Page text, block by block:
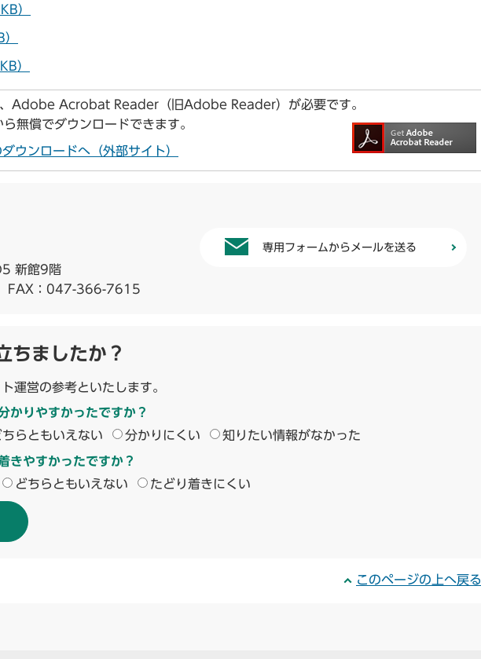
）
）
、Adobe Acrobat Reader（旧Adobe Reader）が必要です。
無償でダウンロードできます。
ンロードへ（外部サイト）
5 新館9階
FAX：047-366-7615
専用フォームからメールを送る
ちましたか？
運営の参考といたします。
かりやすかったですか？
ちらともいえない 分かりにくい 知りたい情報がなかった
きやすかったですか？
どちらともいえない たどり着きにくい
このページの上へ戻る